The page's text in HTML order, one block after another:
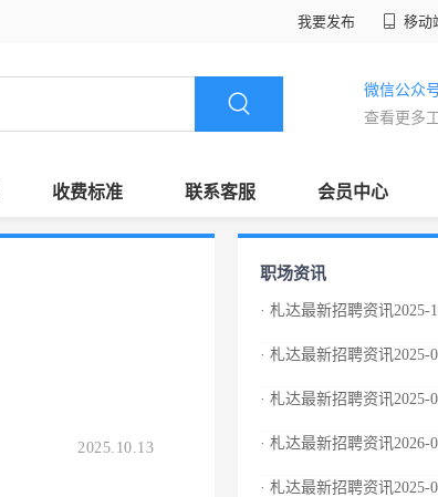
我要发布 移动
微信公众
查看更多
收费标准 联系客服 会员中心
2025.10.13
职场资讯
· 札达最新招聘资讯2025-
· 札达最新招聘资讯2025-
· 札达最新招聘资讯2025-
· 札达最新招聘资讯2026-
· 札达最新招聘资讯2025-